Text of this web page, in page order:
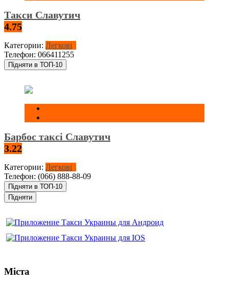
Такси Славутич
4.75
Категории: Легкові
Телефон: 066411255
Підняти в ТОП-10
Барбос таксі Славутич
3.22
Категории: Легкові
Телефон: (066) 888-88-09
Підняти в ТОП-10
Підняти
Міста